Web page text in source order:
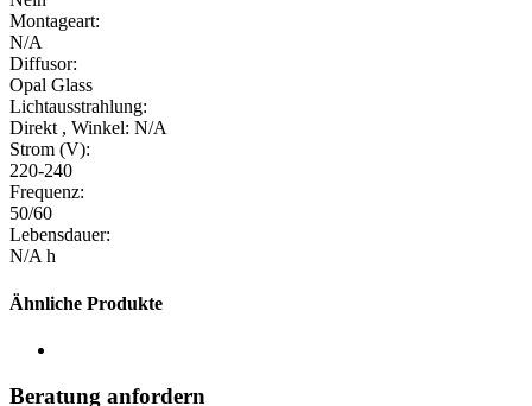
Montageart:
N/A
Diffusor:
Opal Glass
Lichtausstrahlung:
Direkt , Winkel: N/A
Strom (V):
220-240
Frequenz:
50/60
Lebensdauer:
N/A h
Ähnliche Produkte
Beratung anfordern